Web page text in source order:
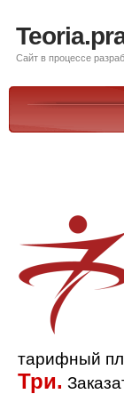
Сайт в процессе
тарифный
Три.